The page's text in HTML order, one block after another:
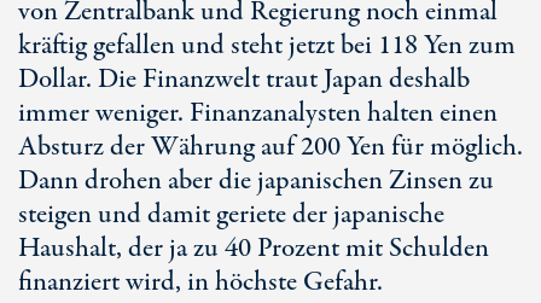
von Zentralbank und Regierung noch einmal
kräftig gefallen und steht jetzt bei 118 Yen zum
Dollar. Die Finanzwelt traut Japan deshalb
immer weniger. Finanzanalysten halten einen
Absturz der Währung auf 200 Yen für möglich.
Dann drohen aber die japanischen Zinsen zu
steigen und damit geriete der japanische
Haushalt, der ja zu 40 Prozent mit Schulden
finanziert wird, in höchste Gefahr.